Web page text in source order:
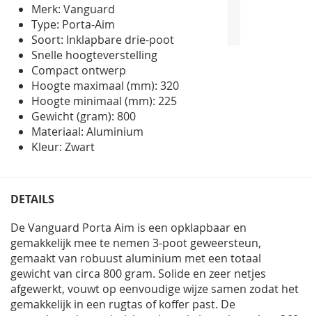
gallerijMerk: Vanguard
Type: Porta-Aim
Soort: Inklapbare drie-poot
Snelle hoogteverstelling
Compact ontwerp
Hoogte maximaal (mm): 320
Hoogte minimaal (mm): 225
Gewicht (gram): 800
Materiaal: Aluminium
Kleur: Zwart
DETAILS
De Vanguard Porta Aim is een opklapbaar en
gemakkelijk mee te nemen 3-poot geweersteun,
gemaakt van robuust aluminium met een totaal
gewicht van circa 800 gram. Solide en zeer netjes
afgewerkt, vouwt op eenvoudige wijze samen zodat het
gemakkelijk in een rugtas of koffer past. De